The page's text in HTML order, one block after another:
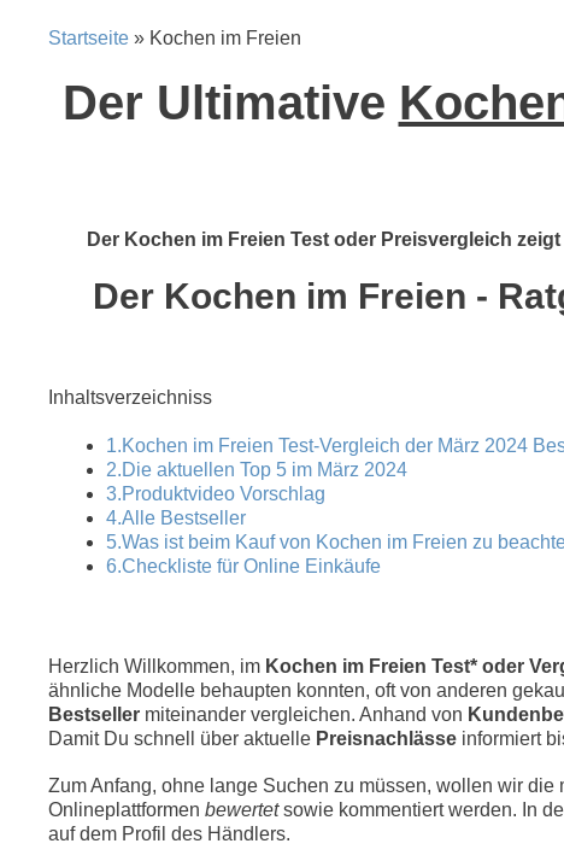
Startseite » Kochen im Freien
Der Ultimative
Der Kochen im Freien Test oder Preisvergleich
Der Kochen im Freien -
Inhaltsverzeichniss
1.Kochen im Freien Test-Vergleich der März 2024
2.Die aktuellen Top 5 im März 2024
3.Produktvideo Vorschlag
4.Alle Bestseller
5.Was ist beim Kauf von Kochen im Freien zu
6.Checkliste für Online Einkäufe
Herzlich Willkommen, im Kochen im Freien Test* oder
ähnliche Modelle behaupten konnten, oft von anderen
Bestseller miteinander vergleichen. Anhand von
Damit Du schnell über aktuelle Preisnachlässe informiert
Zum Anfang, ohne lange Suchen zu müssen, wollen wir
Onlineplattformen bewertetsowie kommentiert werden. In
auf dem Profil des Händlers.